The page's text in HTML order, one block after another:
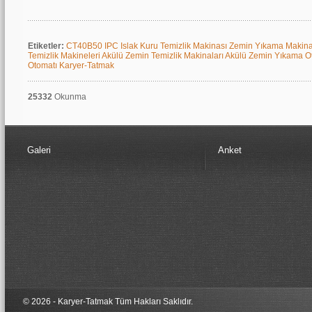
Etiketler: CT40B50 IPC Islak Kuru Temizlik Makinası Zemin Yıkama
Temizlik Makineleri Akülü Zemin Temizlik MakinalarıAkülü Zemin Yıkama
Otomatı Karyer-Tatmak
25332 Okunma
Galeri Anket
© 2026 - Karyer-Tatmak Tüm Hakları